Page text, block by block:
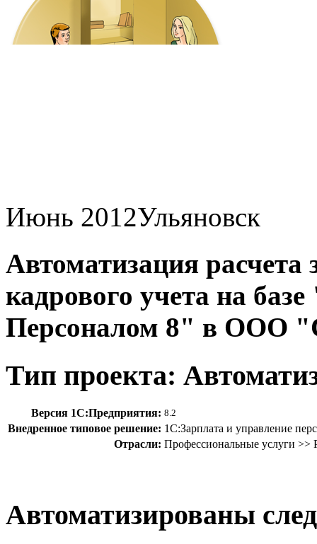
Июнь 2012Ульяновск
Автоматизация расчета
кадрового учета на
Персоналом 8" в ООО
Тип проекта:
Версия 1С:Предприятия: 8.2
Внедренное типовое решение: 1С:Зарплата и управление
Отрасли: Профессиональные услуги >>
Автоматизированы